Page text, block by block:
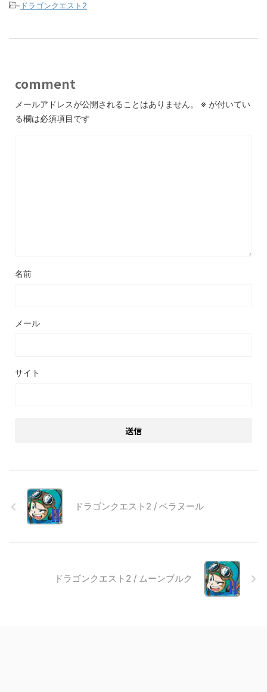
- ドラゴンクエスト2
comment
メールアドレスが公開されることはありません。 ※ が付いてい
る欄は必須項目です
名前
メール
サイト
ドラゴンクエスト2 / ベラヌール
ドラゴンクエスト2 / ムーンブルク